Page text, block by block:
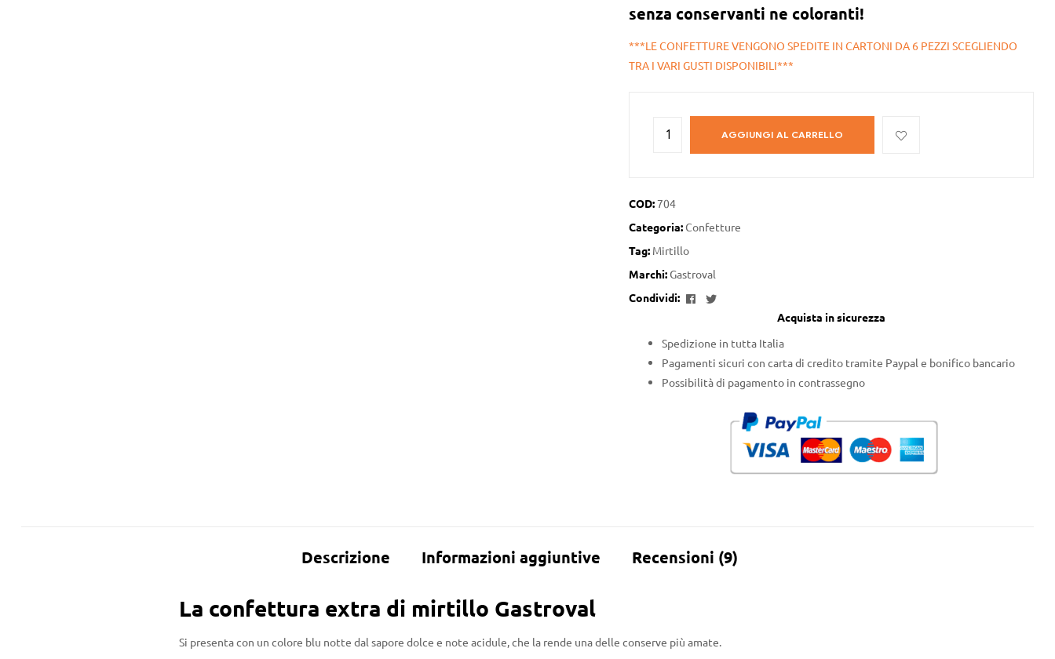
senza conservanti ne coloranti!
***LE CONFETTURE VENGONO SPEDITE IN CARTONI DA 6 PEZZI SCEGLIENDO
TRA I VARI GUSTI DISPONIBILI***
AGGIUNGI AL CARRELLO
COD:704
Categoria:Confetture
Tag: Mirtillo
Marchi:Gastroval
Condividi:
Facebook
Twitter
Acquista in sicurezza
Spedizione in tutta Italia
Pagamenti sicuri con carta di credito tramite Paypal e bonifico bancario
Possibilità di pagamento in contrassegno
Descrizione Informazioni aggiuntive Recensioni (9)
La confettura extra di mirtillo Gastroval
Si presenta con un colore blu notte dal sapore dolce e note acidule, che la rende una delle conserve più amate.